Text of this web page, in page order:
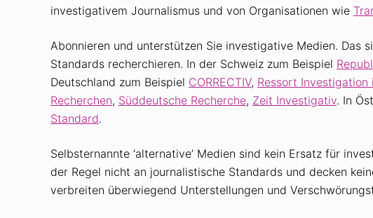
investigativem Journalismus und von Organisationen wie
Abonnieren und unterstützen Sie investigative Medien. Das
Standards recherchieren. In der Schweiz zum Beispiel
Deutschland zum Beispiel CORRECTIV, Ressort Investigation
Recherchen, Süddeutsche Recherche, Zeit Investigativ. In
Standard.
Selbsternannte ‘alternative’ Medien sind kein Ersatz für
der Regel nicht an journalistische Standards und decken
verbreiten überwiegend Unterstellungen und